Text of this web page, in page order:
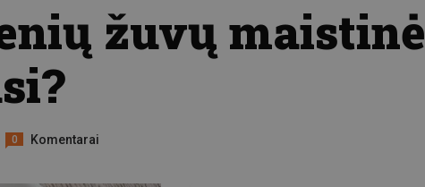
žuvų maistinė
0 Komentarai